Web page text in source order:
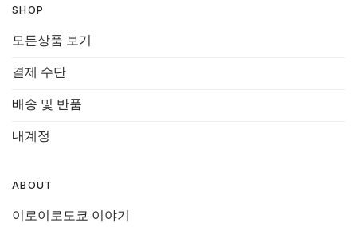
SHOP
모든상품 보기
결제 수단
배송 및 반품
내계정
ABOUT
이로이로도쿄 이야기